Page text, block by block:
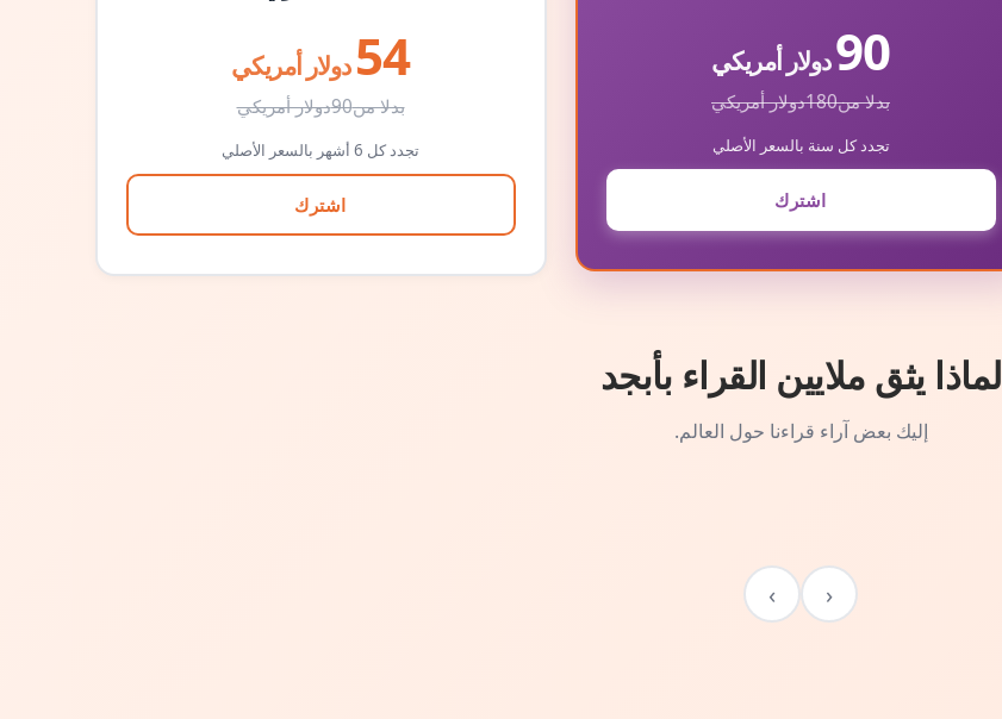
90دولار أمريكي
بدلا من180دولار أمريكي
تجدد كل سنة بالسعر الأصلي
اشترك
54 دولار أمريكي
بدلا من90دولار أمريكي
تجدد كل 6 أشهر بالسعر الأصلي
اشترك
لماذا يثق ملايين القراء بأبجد
إليك بعض آراء قراءنا حول العالم.
‹
›